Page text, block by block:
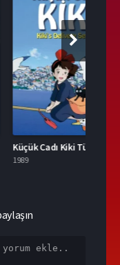
7.8
Küçük Cadı Kiki Türkçe Dublaj İzle